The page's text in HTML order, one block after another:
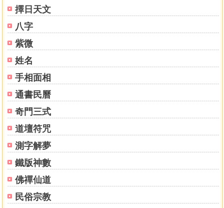
擇日天文
八字
紫微
姓名
手相面相
通書民曆
奇門三式
道壇符咒
測字解夢
鐵版神數
佛禪仙道
民俗宗教